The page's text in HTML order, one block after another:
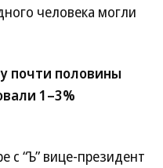
человека могли
почти половины
1–3%
с “Ъ” вице-президент